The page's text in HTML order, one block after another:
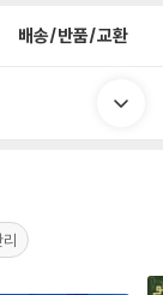
배송/반품/교환